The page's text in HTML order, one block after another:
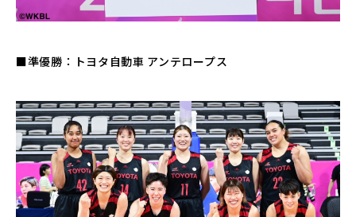
■準優勝：トヨタ自動車 アンテロープス